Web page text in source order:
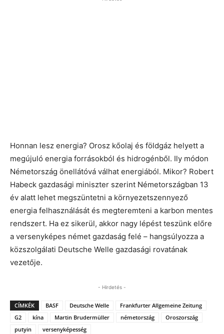
Honnan lesz energia? Orosz kőolaj és földgáz helyett a
megújuló energia forrásokból és hidrogénből. Ily módon
Németország önellátóvá válhat energiából. Mikor? Robert
Habeck gazdasági miniszter szerint Németországban 13
év alatt lehet megszüntetni a környezetszennyező
energia felhasználását és megteremteni a karbon mentes
rendszert. Ha ez sikerül, akkor nagy lépést teszünk előre
a versenyképes német gazdaság felé – hangsúlyozza a
közszolgálati Deutsche Welle gazdasági rovatának
vezetője.
- Hirdetés -
CÍMKÉK BASF Deutsche Welle
Frankfurter Allgemeine Zeitung
G2
kína Martin Brudermüller németország
Oroszország
putyin
versenyképesség